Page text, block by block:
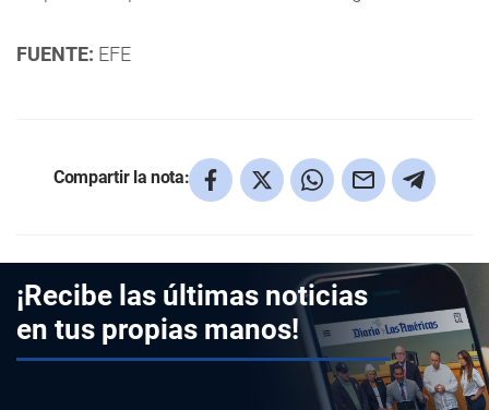
FUENTE: EFE
Compartir la nota:
¡Recibe las últimas noticias
en tus propias manos!